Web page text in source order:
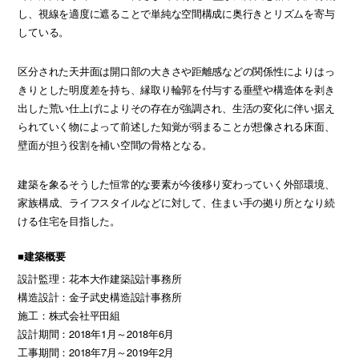
し、視線を適度に遮ることで単純な空間構成に奥行きとリズムを寄与
している。
区分された天井面は開口部の大きさや距離感などの関係性によりはっ
きりとした明度差を持ち、縁取り輪郭を付与する垂壁や構造体を剥き
出した荒い仕上げによりその存在が強調され、生活の変化に伴い据え
られていく物によって前述した知覚が弱まることが想像される床面、
壁面が担う役割を補い空間の骨格となる。
建築を象るそうした恒常的な要素が今後移り変わっていく外部環境、
家族構成、ライフスタイルなどに対して、住まい手の拠り所となり続
ける住宅を目指した。
■建築概要
設計監理：花本大作建築設計事務所
構造設計：金子武史構造設計事務所
施工：株式会社平田組
設計期間：2018年1月～2018年6月
工事期間：2018年7月～2019年2月